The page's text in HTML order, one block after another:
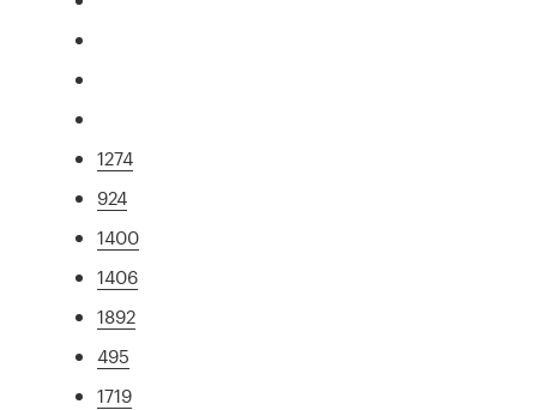
1274
924
1400
1406
1892
495
1719